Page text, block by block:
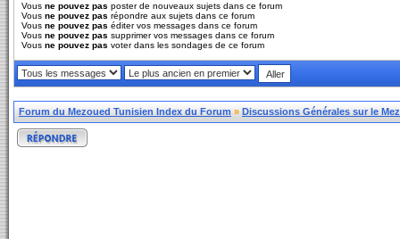
Vous ne pouvez pas poster de nouveaux sujets dans ce forum
Vous ne pouvez pas répondre aux sujets dans ce forum
Vous ne pouvez pas éditer vos messages dans ce forum
Vous ne pouvez pas supprimer vos messages dans ce forum
Vous ne pouvez pas voter dans les sondages de ce forum
Forum du Mezoued Tunisien Index du Forum » Discussions Générales sur le